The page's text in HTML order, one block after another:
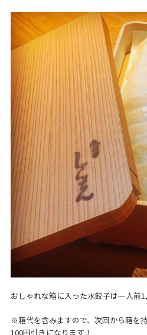
おしゃれな箱に入った水餃子は一人前
※箱代を含みますので、次回から箱を
100円引きになります！